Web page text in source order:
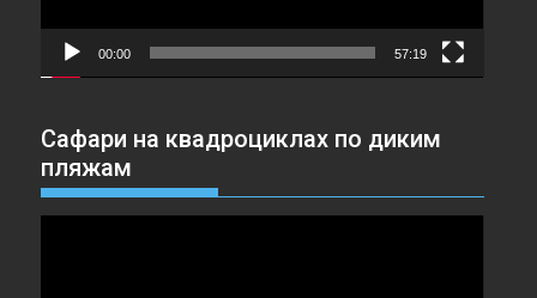
00:00 57:19
Сафари на квадроциклах по диким
пляжам